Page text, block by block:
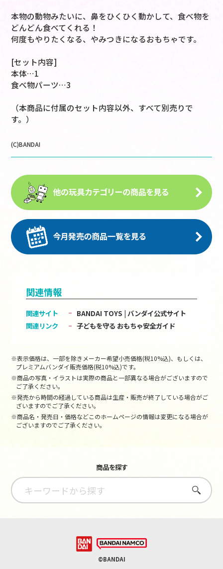
本物の動物みたいに、鼻をひくひく動かして、食べ物を
どんどん食べてくれる！
何度もやりたくなる、やみつきになるおもちゃです。
[セット内容]
本体…1
食べ物パーツ…3
（本商品に付属のセット内容以外、すべて別売りで
す。）
(C)BANDAI
関連情報
関連サイト
BANDAI TOYS | バンダイ公式サイト
関連リンク
子どもを守る おもちゃ安全ガイド
※表示価格は、一部を除きメーカー希望小売価格(税10%込)、もしくは、
プレミアムバンダイ販売価格(税10%込)です。
※商品の写真・イラストは実際の商品と一部異なる場合がございますので
ご了承ください。
※発売から時間の経過している商品は生産・販売が終了している場合がご
ざいますのでご了承ください。
※商品名・発売日・価格などこのホームページの情報は変更になる場合が
ございますのでご了承ください。
商品を探す
さがす
©BANDAI